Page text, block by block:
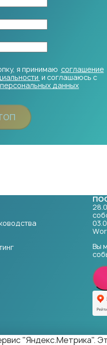
я принимаю соглашение
и соглашаюсь с
данных
Вы
"Яндекс.Метрика".